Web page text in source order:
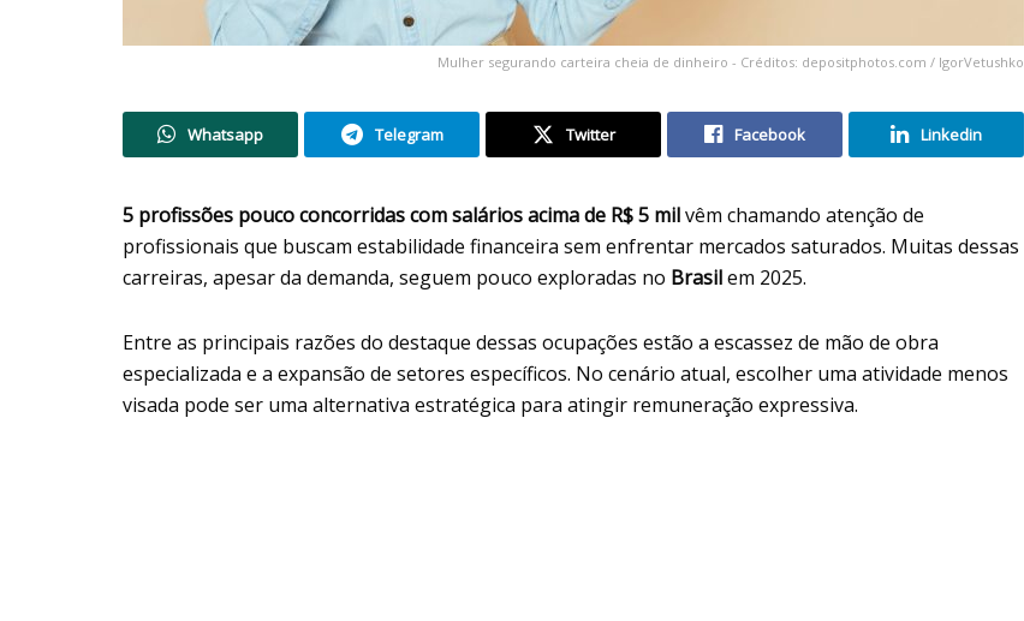
Mulher segurando carteira cheia de dinheiro - Créditos: depositphotos.com / IgorVetushko
Whatsapp Telegram Twitter Facebook Linkedin
5 profissões pouco concorridas com salários acima de R$ 5 milvêm chamando atenção de
profissionais que buscam estabilidade financeira sem enfrentar mercados saturados. Muitas dessas
carreiras, apesar da demanda, seguem pouco exploradas no Brasilem 2025.
Entre as principais razões do destaque dessas ocupações estão a escassez de mão de obra
especializada e a expansão de setores específicos. No cenário atual, escolher uma atividade menos
visada pode ser uma alternativa estratégica para atingir remuneração expressiva.